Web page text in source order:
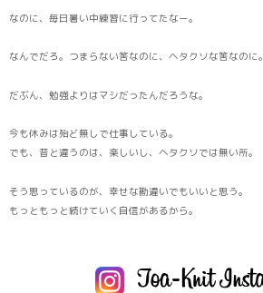
なのに、毎日暑い中練習に行ってたなー。
なんでだろ。つまらない筈なのに、ヘタクソな筈なのに。
だぶん、勉強よりはマシだったんだろうな。
今も休みは殆ど無しで仕事している。
でも、昔と違うのは、楽しいし、ヘタクソでは無い所。
そう思っているのが、幸せな勘違いでもいいと思う。
もっともっと続けていく自信があるから。